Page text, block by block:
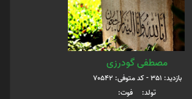
مصطفی گودرزی
بازدید: 351 - کد متوفی: 70542
تولد: فوت: